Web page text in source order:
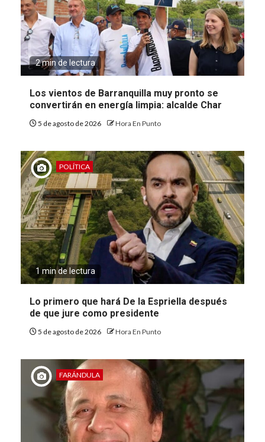
2 min de lectura
Los vientos de Barranquilla muy pronto se
convertirán en energía limpia: alcalde Char
5 de agosto de 2026 Hora En Punto
POLÍTICA
1 min de lectura
Lo primero que hará De la Espriella después
de que jure como presidente
5 de agosto de 2026 Hora En Punto
FARÁNDULA